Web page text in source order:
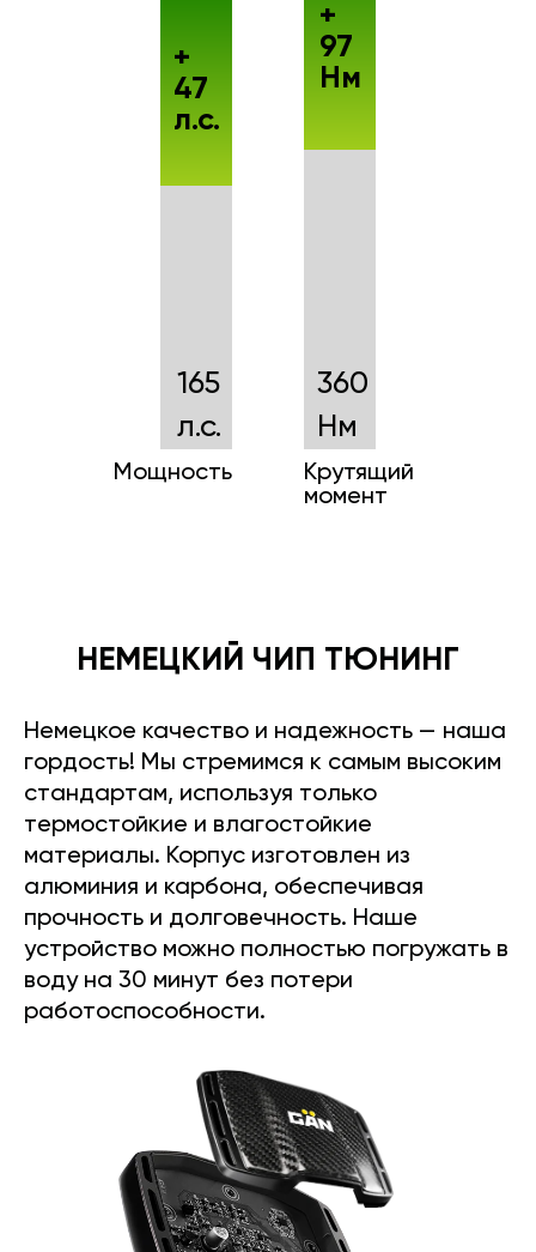
165
л.с.
Мощность
+
47
л.с.
360
Нм
Крутящий
момент
+
97
Нм
НЕМЕЦКИЙ ЧИП ТЮНИНГ
Немецкое качество и надежность — наша
гордость! Мы стремимся к самым высоким
стандартам, используя только
термостойкие и влагостойкие
материалы. Корпус изготовлен из
алюминия и карбона, обеспечивая
прочность и долговечность. Наше
устройство можно полностью погружать в
воду на 30 минут без потери
работоспособности.